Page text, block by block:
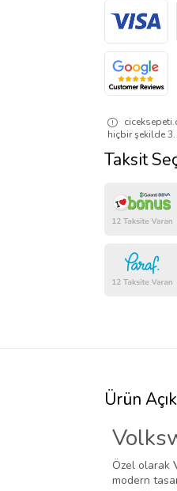
hiçbir şekilde
Taksit
Ürün
Özel olarak
modern